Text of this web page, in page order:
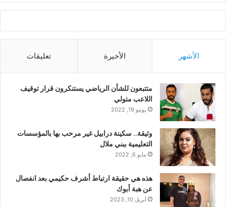
الأشهر الأخيرة تعليقات
متتبعون للشأن الرياضي يستنكرون قرار توقيف
اللاعب متولي
يونيو 19, 2022
وثيقة.. سكينة درابيل غير مرحب بها بالمؤسسات
التعليمية ببني ملال
مايو 6, 2022
هذه هي حقيقة ارتباط أشرف حكيمي بعد انفصال
عن هبة أبوك
أبريل 10, 2023